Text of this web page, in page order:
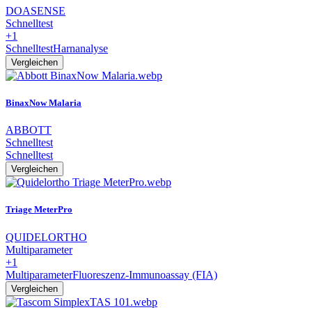
DOASENSE
Schnelltest
+1
SchnelltestHarnanalyse
Vergleichen
BinaxNow Malaria
ABBOTT
Schnelltest
Schnelltest
Vergleichen
Triage MeterPro
QUIDELORTHO
Multiparameter
+1
MultiparameterFluoreszenz-Immunoassay (FIA)
Vergleichen